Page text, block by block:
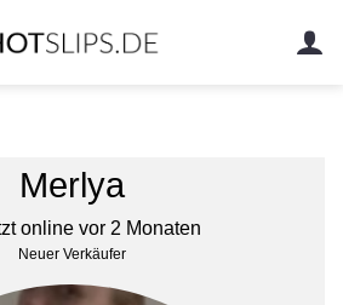
Merlya
online vor 2 Monaten
Neuer Verkäufer